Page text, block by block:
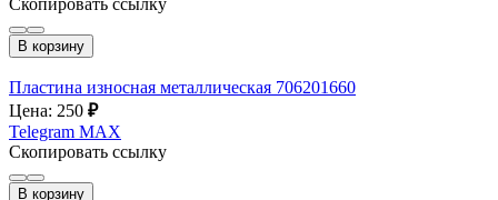
В корзину
Пластина износная металлическая 706201660
Цена: 250 ₽
Telegram MAX
Скопировать ссылку
В корзину